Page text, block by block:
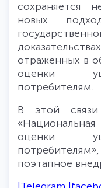
сохраняется
новых
отражённых в
оценки
потребителям.
В этой связи
оценки
поэтапное